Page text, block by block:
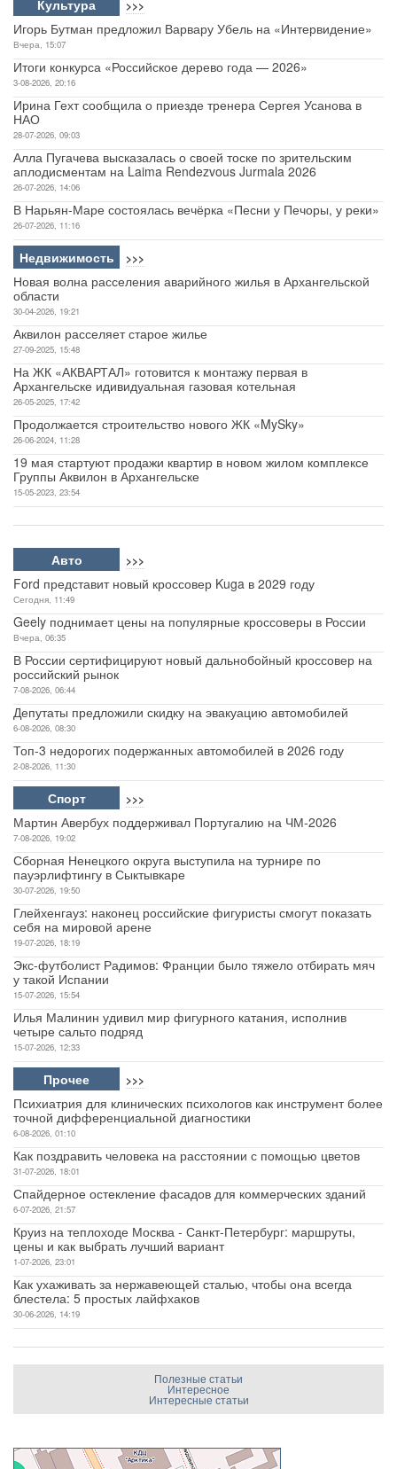
Культура >>>
Игорь Бутман предложил Варвару Убель на «Интервидение»
Вчера, 15:07
Итоги конкурса «Российское дерево года — 2026»
3-08-2026, 20:16
Ирина Гехт сообщила о приезде тренера Сергея Усанова в
НАО
28-07-2026, 09:03
Алла Пугачева высказалась о своей тоске по зрительским
аплодисментам на Laima Rendezvous Jurmala 2026
26-07-2026, 14:06
В Нарьян-Маре состоялась вечёрка «Песни у Печоры, у реки»
26-07-2026, 11:16
Недвижимость >>>
Новая волна расселения аварийного жилья в Архангельской
области
30-04-2026, 19:21
Аквилон расселяет старое жилье
27-09-2025, 15:48
На ЖК «АКВАРТАЛ» готовится к монтажу первая в
Архангельске идивидуальная газовая котельная
26-05-2025, 17:42
Продолжается строительство нового ЖК «MySky»
26-06-2024, 11:28
19 мая стартуют продажи квартир в новом жилом комплексе
Группы Аквилон в Архангельске
15-05-2023, 23:54
Авто >>>
Ford представит новый кроссовер Kuga в 2029 году
Сегодня, 11:49
Geely поднимает цены на популярные кроссоверы в России
Вчера, 06:35
В России сертифицируют новый дальнобойный кроссовер на
российский рынок
7-08-2026, 06:44
Депутаты предложили скидку на эвакуацию автомобилей
6-08-2026, 08:30
Топ-3 недорогих подержанных автомобилей в 2026 году
2-08-2026, 11:30
Спорт >>>
Мартин Авербух поддерживал Португалию на ЧМ-2026
7-08-2026, 19:02
Сборная Ненецкого округа выступила на турнире по
пауэрлифтингу в Сыктывкаре
30-07-2026, 19:50
Глейхенгауз: наконец российские фигуристы смогут показать
себя на мировой арене
19-07-2026, 18:19
Экс-футболист Радимов: Франции было тяжело отбирать мяч
у такой Испании
15-07-2026, 15:54
Илья Малинин удивил мир фигурного катания, исполнив
четыре сальто подряд
15-07-2026, 12:33
Прочее >>>
Психиатрия для клинических психологов как инструмент более
точной дифференциальной диагностики
6-08-2026, 01:10
Как поздравить человека на расстоянии с помощью цветов
31-07-2026, 18:01
Спайдерное остекление фасадов для коммерческих зданий
6-07-2026, 21:57
Круиз на теплоходе Москва - Санкт-Петербург: маршруты,
цены и как выбрать лучший вариант
1-07-2026, 23:01
Как ухаживать за нержавеющей сталью, чтобы она всегда
блестела: 5 простых лайфхаков
30-06-2026, 14:19
Полезные статьи
Интересное
Интересные статьи